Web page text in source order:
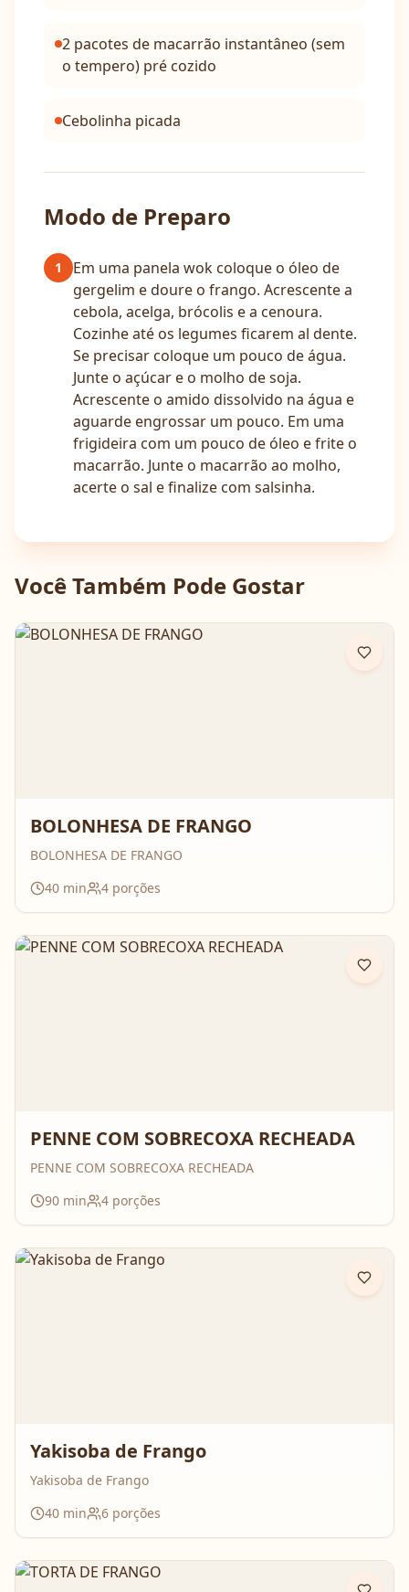
2 pacotes de macarrão instantâneo (sem
o tempero) pré cozido
Cebolinha picada
Modo de Preparo
1
Em uma panela wok coloque o óleo de
gergelim e doure o frango. Acrescente a
cebola, acelga, brócolis e a cenoura.
Cozinhe até os legumes ficarem al dente.
Se precisar coloque um pouco de água.
Junte o açúcar e o molho de soja.
Acrescente o amido dissolvido na água e
aguarde engrossar um pouco. Em uma
frigideira com um pouco de óleo e frite o
macarrão. Junte o macarrão ao molho,
acerte o sal e finalize com salsinha.
Você Também Pode Gostar
BOLONHESA DE FRANGO
BOLONHESA DE FRANGO
40 min 4 porções
PENNE COM SOBRECOXA RECHEADA
PENNE COM SOBRECOXA RECHEADA
90 min 4 porções
Yakisoba de Frango
Yakisoba de Frango
40 min 6 porções